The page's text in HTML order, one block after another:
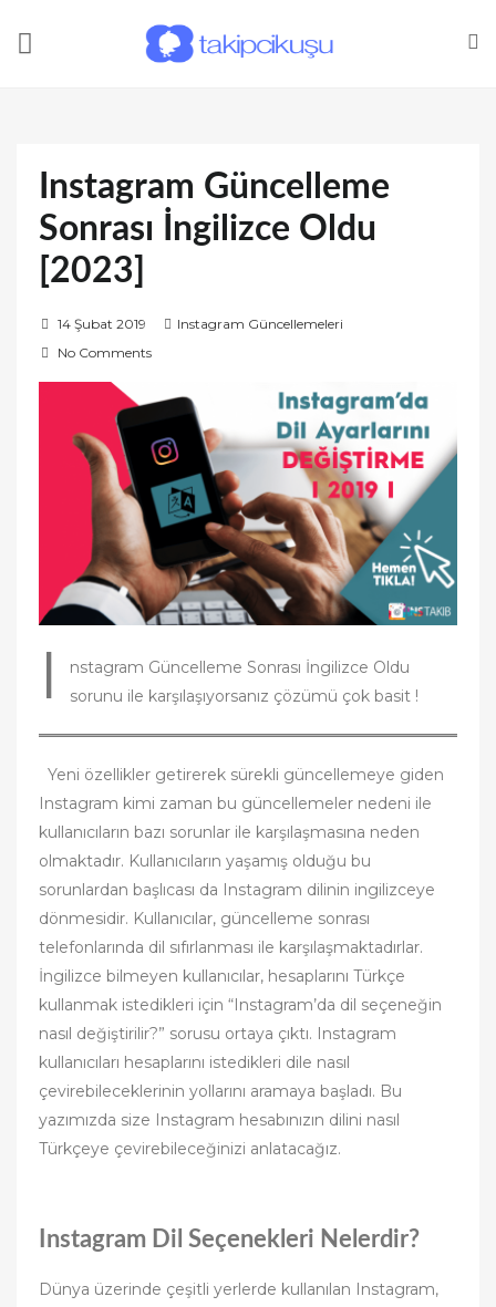
Instagram Güncelleme
Sonrası İngilizce Oldu
[2023]
14 Şubat 2019
Instagram Güncellemeleri
No Comments
I
nstagram Güncelleme Sonrası İngilizce Oldu
sorunu ile karşılaşıyorsanız çözümü çok basit !
Yeni özellikler getirerek sürekli güncellemeye giden
Instagram kimi zaman bu güncellemeler nedeni ile
kullanıcıların bazı sorunlar ile karşılaşmasına neden
olmaktadır. Kullanıcıların yaşamış olduğu bu
sorunlardan başlıcası da Instagram dilinin ingilizceye
dönmesidir. Kullanıcılar, güncelleme sonrası
telefonlarında dil sıfırlanması ile karşılaşmaktadırlar.
İngilizce bilmeyen kullanıcılar, hesaplarını Türkçe
kullanmak istedikleri için “Instagram’da dil seçeneğin
nasıl değiştirilir?” sorusu ortaya çıktı. Instagram
kullanıcıları hesaplarını istedikleri dile nasıl
çevirebileceklerinin yollarını aramaya başladı. Bu
yazımızda size Instagram hesabınızın dilini nasıl
Türkçeye çevirebileceğinizi anlatacağız.
Instagram Dil Seçenekleri Nelerdir?
Dünya üzerinde çeşitli yerlerde kullanılan Instagram,